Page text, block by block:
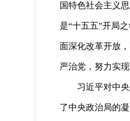
国特色社会主义
是“十五五”开局
面深化改革开放
严治党，努力实现
习近平对中央
了中央政治局的